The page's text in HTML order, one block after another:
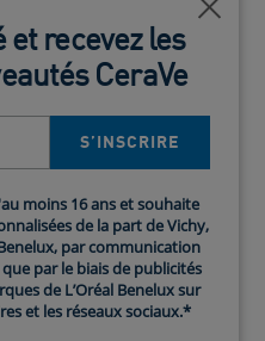
de montrer en
de vieillissement,
le relâchement
de libérer la
(huiles naturelles) à
Ils peuvent se
votre visage ou votre
et recevez les
CeraVe
S’INSCRIRE​
moins 16 ans et souhaite
de la part de Vichy,
par communication
par le biais de publicités
de L’Oréal Benelux sur
et les réseaux sociaux.*